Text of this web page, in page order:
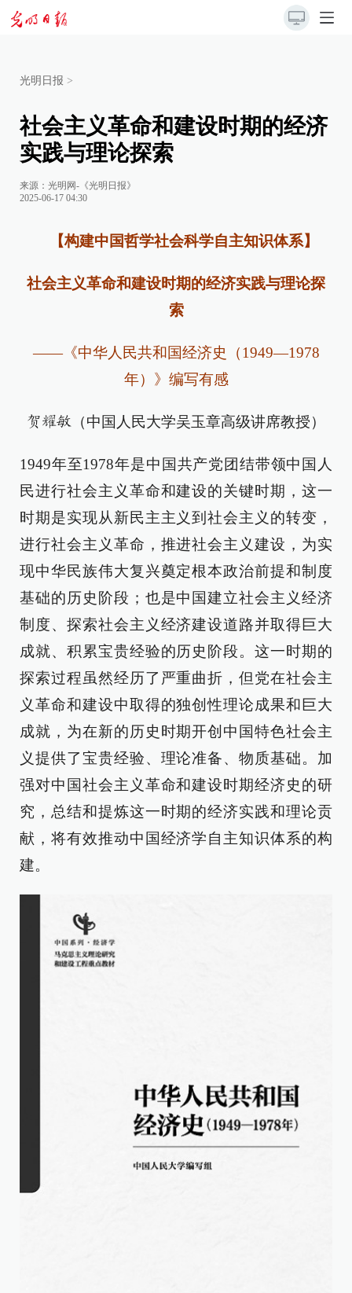
光明日报 >
社会主义革命和建设时期的经济
实践与理论探索
来源： 光明网-《光明日报》
2025-06-17 04:30
【构建中国哲学社会科学自主知识体系】
社会主义革命和建设时期的经济实践与理论探
索
——《中华人民共和国经济史（1949—1978
年）》编写有感
贺耀敏 （中国人民大学吴玉章高级讲席教授）
1949年至1978年是中国共产党团结带领中国人
民进行社会主义革命和建设的关键时期，这一
时期是实现从新民主主义到社会主义的转变，
进行社会主义革命，推进社会主义建设，为实
现中华民族伟大复兴奠定根本政治前提和制度
基础的历史阶段；也是中国建立社会主义经济
制度、探索社会主义经济建设道路并取得巨大
成就、积累宝贵经验的历史阶段。这一时期的
探索过程虽然经历了严重曲折，但党在社会主
义革命和建设中取得的独创性理论成果和巨大
成就，为在新的历史时期开创中国特色社会主
义提供了宝贵经验、理论准备、物质基础。加
强对中国社会主义革命和建设时期经济史的研
究，总结和提炼这一时期的经济实践和理论贡
献，将有效推动中国经济学自主知识体系的构
建。